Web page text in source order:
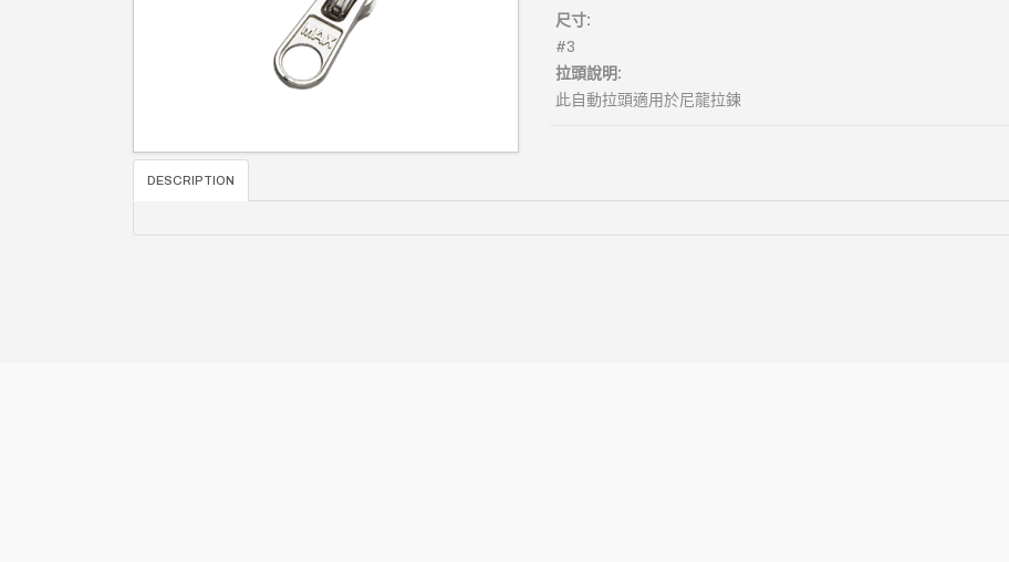
尺寸:
#3
拉頭說明:
此自動拉頭適用於尼龍拉鍊
DESCRIPTION